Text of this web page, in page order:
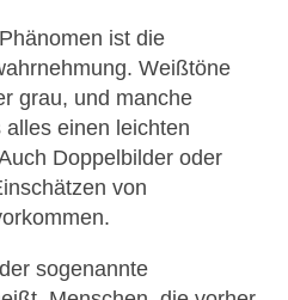
ist die
Weißtöne
grau, und manche
einen leichten
Doppelbilder oder
von
sogenannte